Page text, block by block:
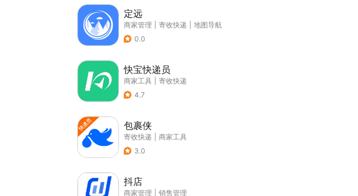
定远
商家管理 寄收快递
地图导航
0.0
快宝快递员
商家工具
寄收快递
4.7
包裹侠
寄收快递
商家工具
3.0
抖店
商家管理
销售管理